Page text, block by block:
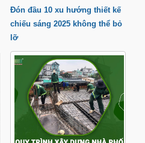
Đón đầu 10 xu hướng thiết kế
chiếu sáng 2025 không thể bỏ
lỡ